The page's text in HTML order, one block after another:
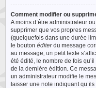
Comment modifier ou
A moins d’être administrateur
supprimer que vos propres
(quelquefois dans une durée
le boutonéditerdu message
au message, un petit texte
été édité, le nombre de fois
de la dernière édition. Ce
un administrateur modifie le
laisser une note indiquant